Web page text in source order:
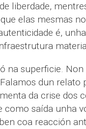
liberdade,
elas mesmas
é,
na superficie.
dun
da crise dos
saída unha
coa reacción